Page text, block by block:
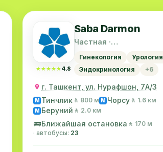
★★★★★
★★★★★ 4.8
Saba Darmon
Частная ·
Гинекология
Урология
Эндокринология
+6
г. Ташкент, ул. Нурафшон, 7А/3
M Тинчлик🚶 800 м M Чорсу🚶 1.6 км
M Беруний 🚶 2.0 км
🚌Ближайшая остановка 🚶 170 м
· автобусы: 23